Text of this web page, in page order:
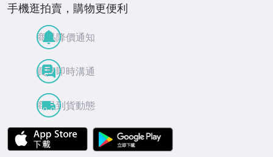
手機逛拍賣，購物更便利
商品降價通知
買賣即時溝通
商品到貨動態
APP Store